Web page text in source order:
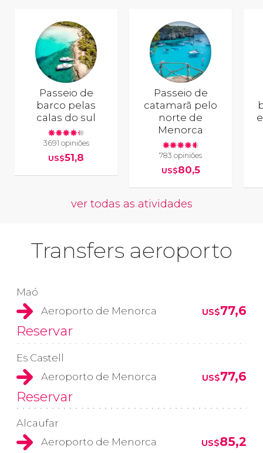
Passeio de
barco pelas
calas do sul
3691 opiniões
US$51,8
Passeio de
catamarã pelo
norte de
Menorca
783 opiniões
US$80,5
ver todas as atividades
Transfers aeroporto
Maó
Aeroporto de Menorca
US$77,6
Reservar
Es Castell
Aeroporto de Menorca
US$77,6
Reservar
Alcaufar
Aeroporto de Menorca
US$85,2